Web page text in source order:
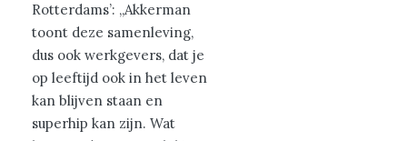
Rotterdams’: ,,Akkerman
toont deze samenleving,
dus ook werkgevers, dat je
op leeftijd ook in het leven
kan blijven staan en
superhip kan zijn. Wat